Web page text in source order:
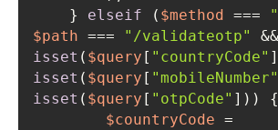
    }
elseif ( $method ===
$path === "/validateotp"
isset ( $query [ "countryCode"
isset ( $query [ "mobileNumber"
isset ( $query [ "otpCode"
$countryCode